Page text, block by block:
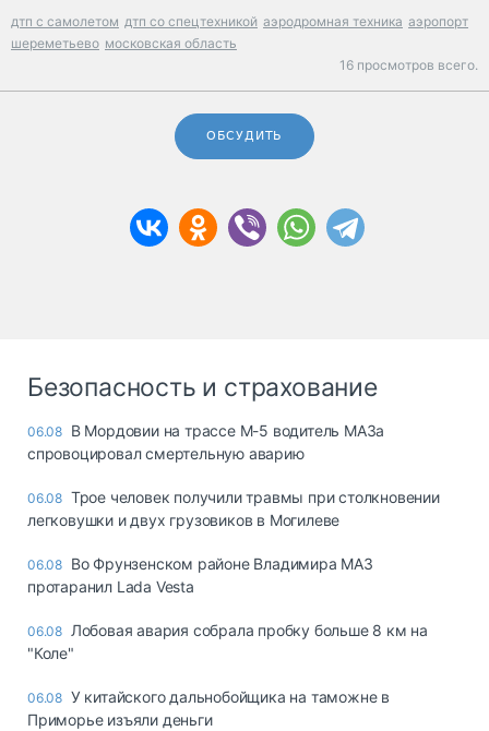
дтп с самолетом дтп со спецтехникой аэродромная техника аэропорт
шереметьево московская область
16 просмотров всего.
ОБСУДИТЬ
Безопасность и страхование
06.08 В Мордовии на трассе М-5 водитель МАЗа
спровоцировал смертельную аварию
06.08 Трое человек получили травмы при столкновении
легковушки и двух грузовиков в Могилеве
06.08 Во Фрунзенском районе Владимира МАЗ
протаранил Lada Vesta
06.08 Лобовая авария собрала пробку больше 8 км на
"Коле"
06.08 У китайского дальнобойщика на таможне в
Приморье изъяли деньги